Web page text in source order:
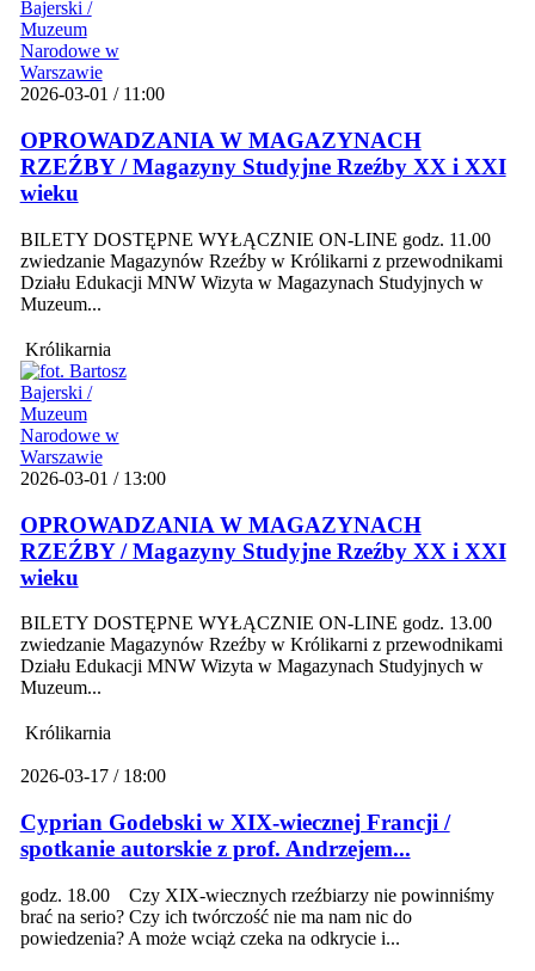
2026-03-01 / 11:00
OPROWADZANIA W MAGAZYNACH
RZEŹBY / Magazyny Studyjne Rzeźby XX i XXI
wieku
BILETY DOSTĘPNE WYŁĄCZNIE ON-LINE godz. 11.00
zwiedzanie Magazynów Rzeźby w Królikarni z przewodnikami
Działu Edukacji MNW Wizyta w Magazynach Studyjnych w
Muzeum...
Królikarnia
2026-03-01 / 13:00
OPROWADZANIA W MAGAZYNACH
RZEŹBY / Magazyny Studyjne Rzeźby XX i XXI
wieku
BILETY DOSTĘPNE WYŁĄCZNIE ON-LINE godz. 13.00
zwiedzanie Magazynów Rzeźby w Królikarni z przewodnikami
Działu Edukacji MNW Wizyta w Magazynach Studyjnych w
Muzeum...
Królikarnia
2026-03-17 / 18:00
Cyprian Godebski w XIX-wiecznej Francji /
spotkanie autorskie z prof. Andrzejem...
godz. 18.00 Czy XIX-wiecznych rzeźbiarzy nie powinniśmy
brać na serio? Czy ich twórczość nie ma nam nic do
powiedzenia? A może wciąż czeka na odkrycie i...